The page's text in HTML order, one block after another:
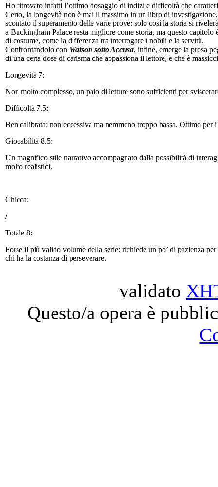
Ho ritrovato infatti l’ottimo dosaggio di indizi e difficoltà che
Certo, la longevità non è mai il massimo in un libro di
scontato il superamento delle varie prove: solo così la storia si
a Buckingham Palace resta migliore come storia, ma questo
di costume, come la differenza tra interrogare i nobili e la servitù.
Confrontandolo con Watson sotto Accusa, infine, emerge la prosa
di una certa dose di carisma che appassiona il lettore, e che è
Longevità 7:
Non molto complesso, un paio di letture sono sufficienti per
Difficoltà 7.5:
Ben calibrata: non eccessiva ma nemmeno troppo bassa. Ottimo
Giocabilità 8.5:
Un magnifico stile narrativo accompagnato dalla possibilità di
molto realistici.
Chicca:
/
Totale 8:
Forse il più valido volume della serie: richiede un po’ di pazienza
chi ha la costanza di perseverare.
validato
Questo/a opera è